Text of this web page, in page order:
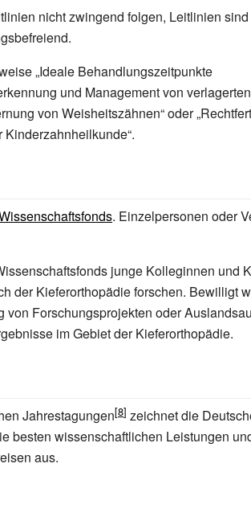
nicht zwingend folgen, Leitlinien
„Ideale Behandlungszeitpunkte
und Management von
von Weisheitszähnen“ oder
. Einzelpersonen oder
junge Kolleginnen und
der Kieferorthopädie forschen. Bewilligt
Forschungsprojekten oder
im Gebiet der Kieferorthopädie.
Jahrestagungen
zeichnet die
besten wissenschaftlichen Leistungen
aus.